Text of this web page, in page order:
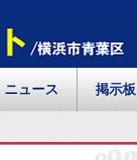
ニュース 掲示板